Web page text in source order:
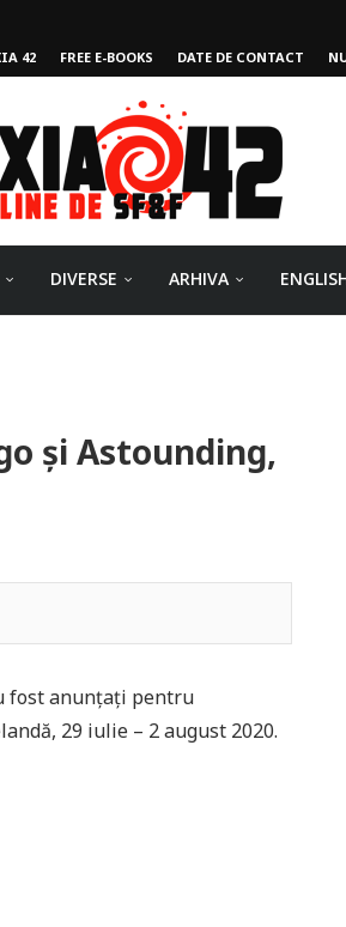
42 FREE E-BOOKS DATE DE CONTACT
DIVERSE ARHIVA
și Astounding,
fost anunțați pentru
29 iulie – 2 august 2020.